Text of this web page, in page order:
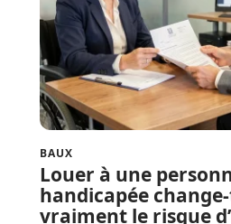
BAUX
Louer à une
handicapée
vraiment le risque